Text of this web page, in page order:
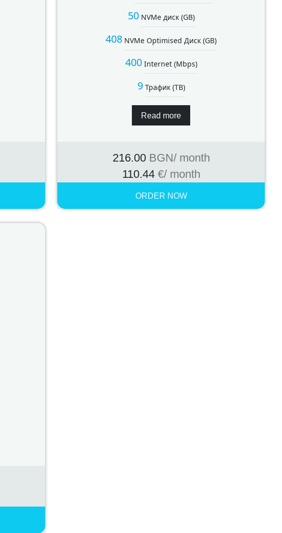
50 NVMe диск (GB)
408 NVMe Optimised Диск (GB)
400 Internet (Mbps)
9 Трафик (TB)
Read more
216.00BGN/ month
110.44€/ month
ORDER NOW